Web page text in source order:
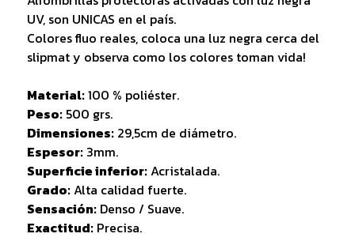
UV, son UNICAS en el país.
Colores fluo reales, coloca una luz negra cerca del
slipmat y observa como los colores toman vida!
Material:100 % poliéster.
Peso:500 grs.
Dimensiones:29,5cm de diámetro.
Espesor:3mm.
Superficie inferior:Acristalada.
Grado:Alta calidad fuerte.
Sensación:Denso / Suave.
Exactitud:Precisa.